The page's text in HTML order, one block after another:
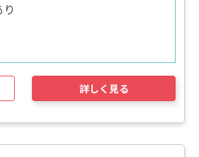
詳しく見る